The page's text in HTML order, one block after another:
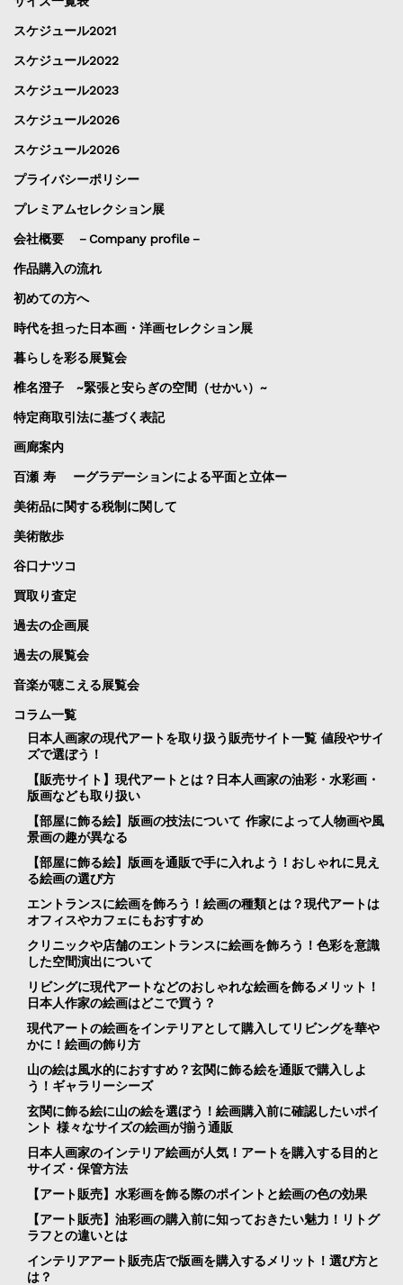
スケジュール2021
スケジュール2022
スケジュール2023
スケジュール2026
スケジュール2026
プライバシーポリシー
プレミアムセレクション展
会社概要 －Company profile－
作品購入の流れ
初めての方へ
時代を担った日本画・洋画セレクション展
暮らしを彩る展覧会
椎名澄子 ~緊張と安らぎの空間（せかい）~
特定商取引法に基づく表記
画廊案内
百瀬 寿 ーグラデーションによる平面と立体ー
美術品に関する税制に関して
美術散歩
谷口ナツコ
買取り査定
過去の企画展
過去の展覧会
音楽が聴こえる展覧会
コラム一覧
日本人画家の現代アートを取り扱う販売サイト一覧 値段やサイ
ズで選ぼう！
【販売サイト】現代アートとは？日本人画家の油彩・水彩画・
版画なども取り扱い
【部屋に飾る絵】版画の技法について 作家によって人物画や風
景画の趣が異なる
【部屋に飾る絵】版画を通販で手に入れよう！おしゃれに見え
る絵画の選び方
エントランスに絵画を飾ろう！絵画の種類とは？現代アートは
オフィスやカフェにもおすすめ
クリニックや店舗のエントランスに絵画を飾ろう！色彩を意識
した空間演出について
リビングに現代アートなどのおしゃれな絵画を飾るメリット！
日本人作家の絵画はどこで買う？
現代アートの絵画をインテリアとして購入してリビングを華や
かに！絵画の飾り方
山の絵は風水的におすすめ？玄関に飾る絵を通販で購入しよ
う！ギャラリーシーズ
玄関に飾る絵に山の絵を選ぼう！絵画購入前に確認したいポイ
ント 様々なサイズの絵画が揃う通販
日本人画家のインテリア絵画が人気！アートを購入する目的と
サイズ・保管方法
【アート販売】水彩画を飾る際のポイントと絵画の色の効果
【アート販売】油彩画の購入前に知っておきたい魅力！リトグ
ラフとの違いとは
インテリアアート販売店で版画を購入するメリット！選び方と
は？